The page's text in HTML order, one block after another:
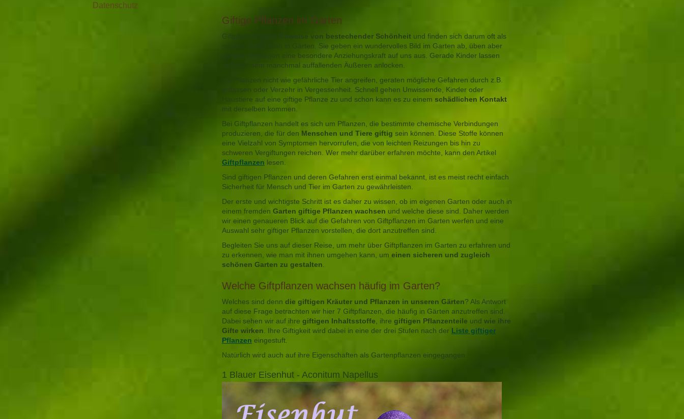
Datenschutz
Giftige Pflanzen im Garten
Giftpflanzen sind teilweise von bestechender Schönheit und finden sich darum oft als
schöne Dekoration in Gärten. Sie geben ein wundervolles Bild im Garten ab, üben aber
gerade deswegen eine besondere Anziehungskraft auf uns aus. Gerade Kinder lassen
sich von dem manchmal auffallenden Äußeren anlocken.
Da Pflanzen nicht wie gefährliche Tier angreifen, geraten mögliche Gefahren durch z.B.
anfassen oder Verzehr in Vergessenheit. Schnell gehen Unwissende, Kinder oder
Haustiere auf eine giftige Pflanze zu und schon kann es zu einem schädlichen Kontakt
mit derselben kommen.
Bei Giftpflanzen handelt es sich um Pflanzen, die bestimmte chemische Verbindungen
produzieren, die für den Menschen und Tiere giftig sein können. Diese Stoffe können
eine Vielzahl von Symptomen hervorrufen, die von leichten Reizungen bis hin zu
schweren Vergiftungen reichen. Wer mehr darüber erfahren möchte, kann den Artikel
Giftpflanzen lesen.
Sind giftigen Pflanzen und deren Gefahren erst einmal bekannt, ist es meist recht einfach
Sicherheit für Mensch und Tier im Garten zu gewährleisten.
Der erste und wichtigste Schritt ist es daher zu wissen, ob im eigenen Garten oder auch in
einem fremden Garten giftige Pflanzen wachsen und welche diese sind. Daher werden
wir einen genaueren Blick auf die Gefahren von Giftpflanzen im Garten werfen und eine
Auswahl sehr giftiger Pflanzen vorstellen, die dort anzutreffen sind.
Begleiten Sie uns auf dieser Reise, um mehr über Giftpflanzen im Garten zu erfahren und
zu erkennen, wie man mit ihnen umgehen kann, um einen sicheren und zugleich
schönen Garten zu gestalten
Welche Giftpflanzen wachsen häufig im Garten?
Welches sind denn die giftigen Kräuter und Pflanzen in unseren Gärten? Als Antwort
auf diese Frage betrachten wir hier 7 Giftpflanzen, die häufig in Gärten anzutreffen sind.
Dabei sehen wir auf ihre giftigen Inhaltsstoffe , ihre giftigen Pflanzenteile und wie ihre
Gifte wirken . Ihre Giftigkeit wird dabei in eine der drei Stufen nach der Liste giftiger
Pflanzen eingestuft.
Natürlich wird auch auf ihre Eigenschaften als Gartenpflanzen eingegangen.
1 Blauer Eisenhut - Aconitum Napellus